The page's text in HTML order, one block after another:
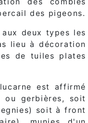
des pigeons.
deux types les
lieu à décoration
de tuiles plates
est affirmé
ou gerbières, soit
soit à front